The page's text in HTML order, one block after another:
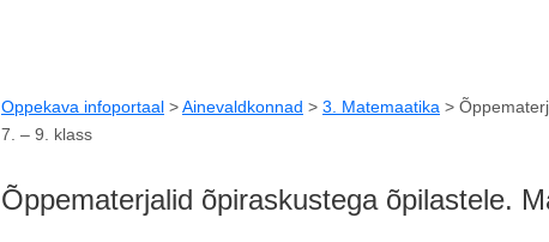
Oppekava infoportaal >Ainevaldkonnad > 3. Matemaatika >
7. – 9. klass
Õppematerjalid õpiraskustega õpilastele.